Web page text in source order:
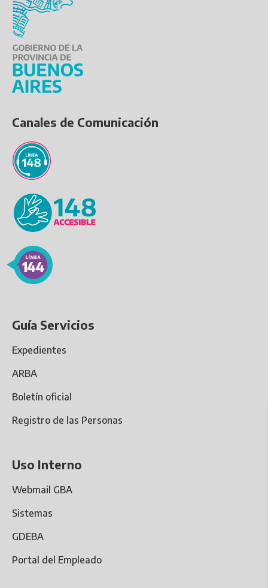
Canales de Comunicación
Guía Servicios
Expedientes
ARBA
Boletín oficial
Registro de las Personas
Uso Interno
Webmail GBA
Sistemas
GDEBA
Portal del Empleado